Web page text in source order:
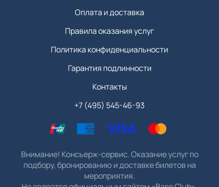
Оплата и доставка
Правила оказания услуг
Политика конфиденциальности
Гарантия подлинности
Контакты
+7 (495) 545-46-93
Внимание! Консьерж-сервис. Оказание услуг по
подбору, бронированию и доставке билетов на
мероприятия.